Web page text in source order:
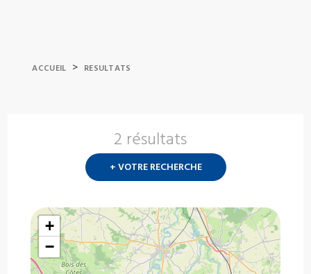
ACCUEIL > RESULTATS
2 résultats
+ VOTRE RECHERCHE
+
−